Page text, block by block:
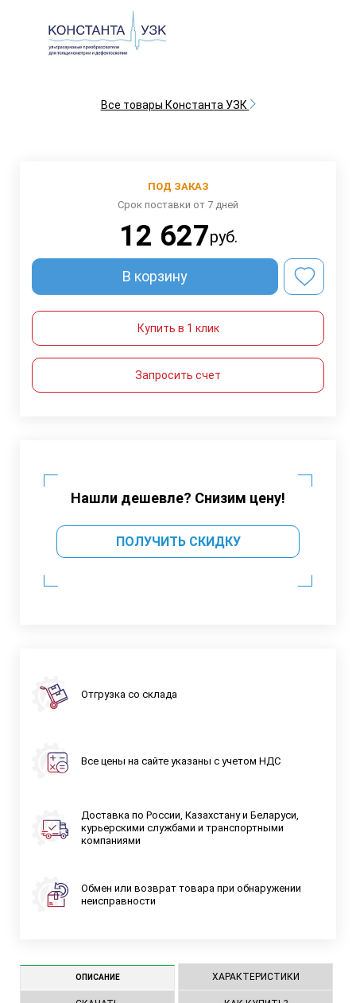
Все товары Константа УЗК
ПОД ЗАКАЗ
Срок поставки от 7 дней
12 627руб.
В корзину
Купить в 1 клик
Запросить счет
Нашли дешевле? Снизим цену!
ПОЛУЧИТЬ СКИДКУ
Отгрузка со склада
Все цены на сайте указаны с учетом НДС
Доставка по России, Казахстану и Беларуси,
курьерскими службами и транспортными
компаниями
Обмен или возврат товара при обнаружении
неисправности
ОПИСАНИЕ ХАРАКТЕРИСТИКИ